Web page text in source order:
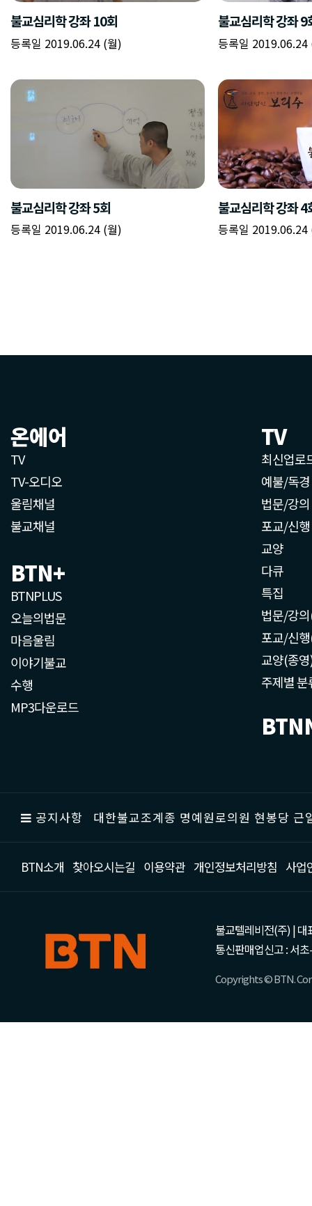
불교심리학 강좌 10회
등록일 2019.06.24 (월)
불교심리학 강좌 9
등록일 2019.06.24
불교심리학 강좌 5회
등록일 2019.06.24 (월)
불교심리학 강좌 4
등록일 2019.06.24
온에어
TV
TV-오디오
울림채널
불교채널
BTN+
BTNPLUS
오늘의법문
마음울림
이야기불교
수행
MP3다운로드
TV
최신업로
예불/독경
법문/강의
포교/신행
교양
다큐
특집
법문/강
포교/신
교양(종
주제별 분
공지사항 대한불교조계종 명예원로의원 현봉당
BTN소개 찾아오시는길 이용약관 개인정보처리방침 사업
불교텔레비전(주) | 대
통신판매업신고 : 서
Copyrights © BTN.